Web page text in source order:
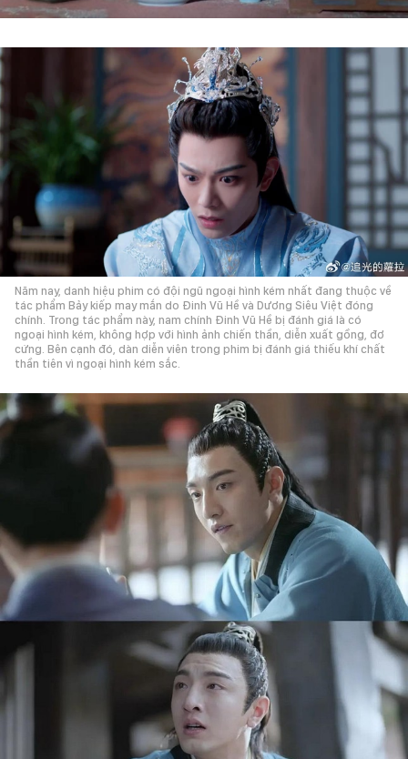
Năm nay, danh hiệu phim có đội ngũ ngoại hình kém nhất đang thuộc về
tác phẩm Bảy kiếp may mắn do Đinh Vũ Hề và Dương Siêu Việt đóng
chính. Trong tác phẩm này, nam chính Đinh Vũ Hề bị đánh giá là có
ngoại hình kém, không hợp với hình ảnh chiến thần, diễn xuất gồng, đơ
cứng. Bên cạnh đó, dàn diễn viên trong phim bị đánh giá thiếu khí chất
thần tiên vì ngoại hình kém sắc.